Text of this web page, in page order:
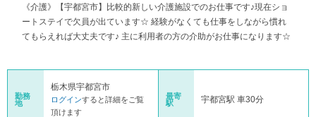
《介護》【宇都宮市】比較的新しい介護施設でのお仕事です♪現在ショ
ートステイで欠員が出ています☆ 経験がなくても仕事をしながら慣れ
てもらえれば大丈夫です♪ 主に利用者の方の介助がお仕事になります☆
勤務
地
栃木県宇都宮市
ログインすると詳細をご覧
頂けます
最寄
駅
宇都宮駅 車30分